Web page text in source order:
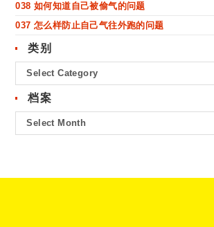
038 如何知道自己被偷气的问题
037 怎么样防止自己气往外跑的问题
类别
Select Category
档案
Select Month